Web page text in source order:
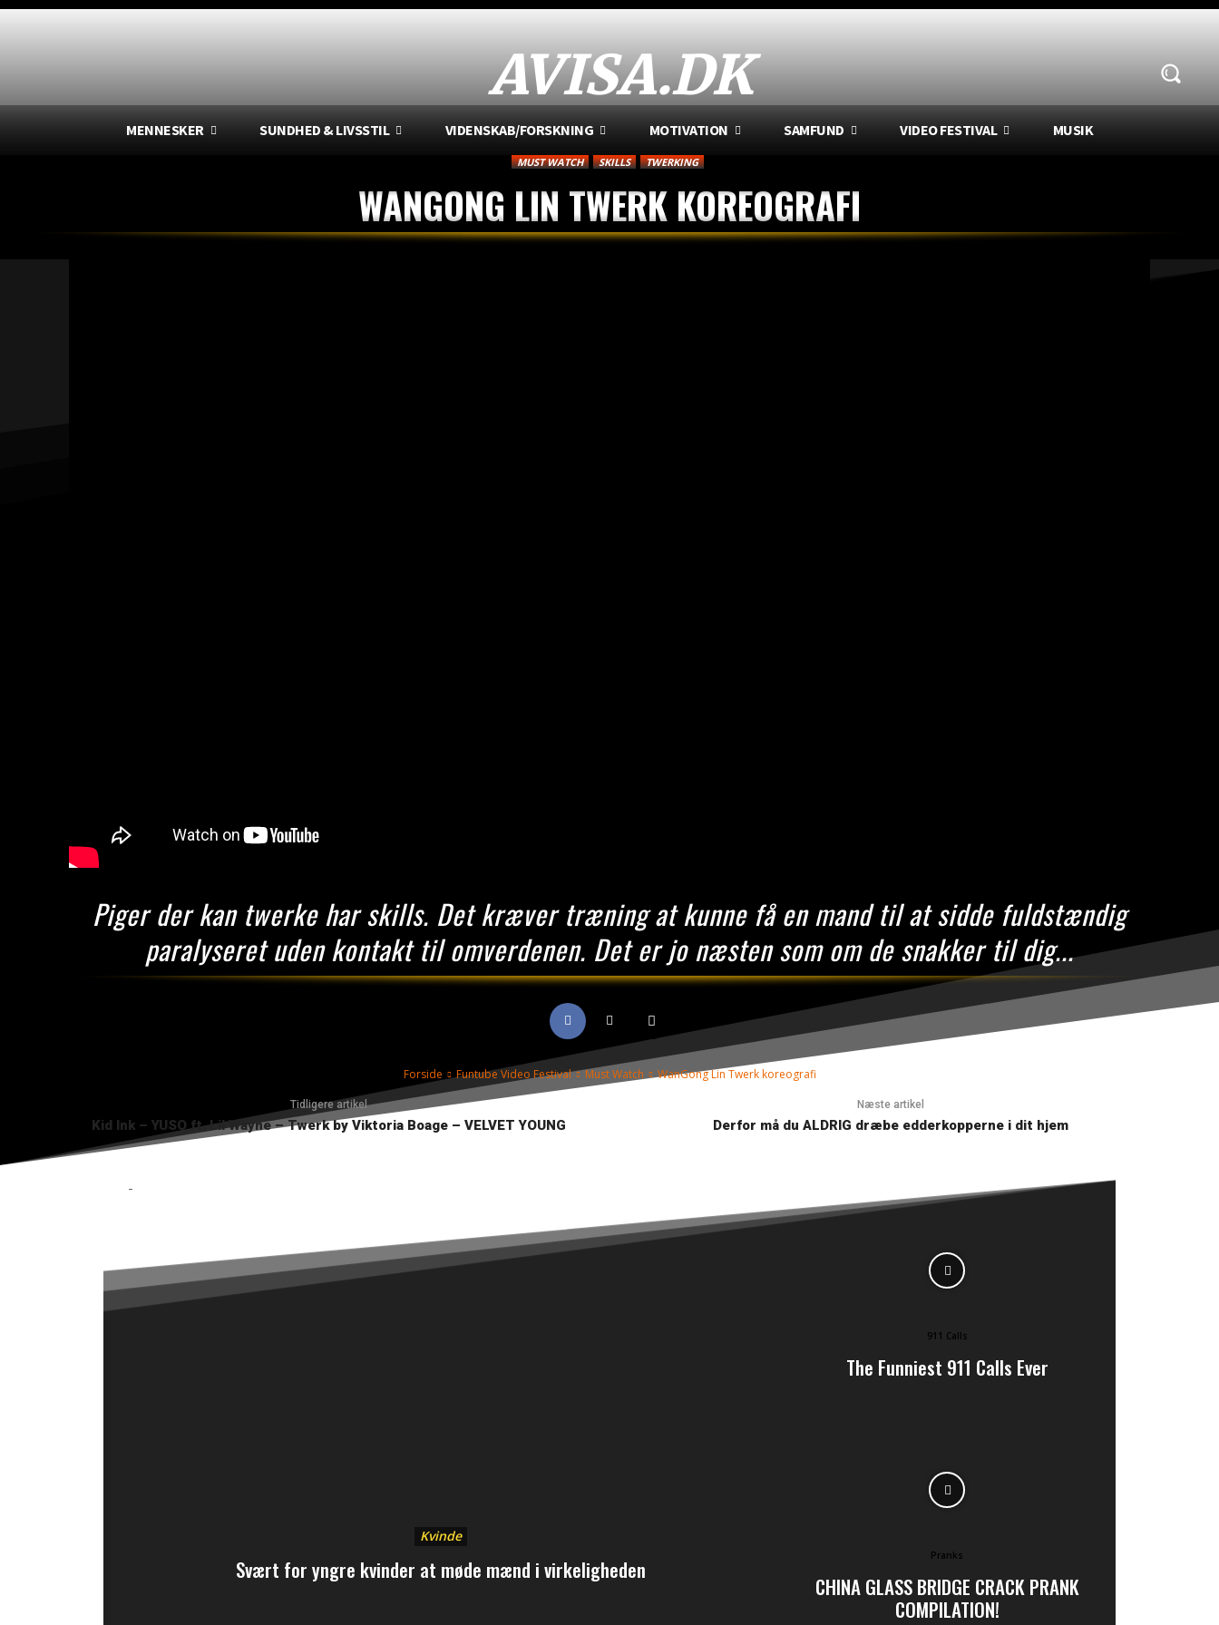
AVISA.DK
MENNESKER SUNDHED & LIVSSTIL VIDENSKAB/FORSKNING MOTIVATION SAMFUND VIDEO FESTIVAL MUSIK
MUST WATCH SKILLS TWERKING
WANGONG LIN TWERK KOREOGRAFI
Piger der kan twerke har skills. Det kræver træning at kunne få en mand til at sidde fuldstændig
paralyseret uden kontakt til omverdenen. Det er jo næsten som om de snakker til dig...
Forside Funtube Video Festival Must Watch WanGong Lin Twerk koreografi
Tidligere artikel
Kid Ink – YUSO ft. Lil Wayne – Twerk by Viktoria Boage – VELVET YOUNG
Næste artikel
Derfor må du ALDRIG dræbe edderkopperne i dit hjem
-
Kvinde
Svært for yngre kvinder at møde mænd i virkeligheden
911 Calls
The Funniest 911 Calls Ever
Pranks
CHINA GLASS BRIDGE CRACK PRANK
COMPILATION!